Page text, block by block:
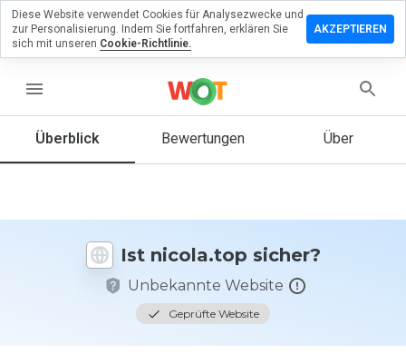
menu
Überblick Bewertungen Über
Ist nicola.top sicher?
Unbekannte Website
Geprüfte Website
eine
Sie diese
Diese Website verwendet Cookies für Analysezwecke und
zur Personalisierung. Indem Sie fortfahren, erklären Sie
sich mit unseren Cookie-Richtlinie.
AKZEPTIEREN